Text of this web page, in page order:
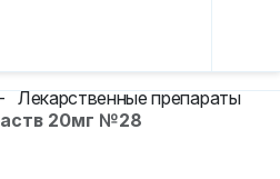
Лекарственные препараты
20мг №28